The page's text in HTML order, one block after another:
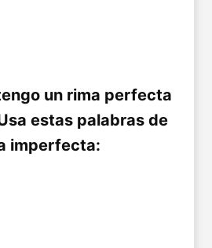
un rima perfecta
estas palabras de
imperfecta: